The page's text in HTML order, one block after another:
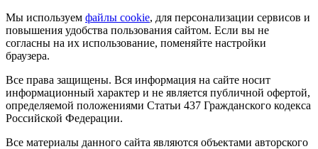
Мы используем файлы cookie, для персонализации сервисов и
повышения удобства пользования сайтом. Если вы не
согласны на их использование, поменяйте настройки
браузера.
Все права защищены. Вся информация на сайте носит
информационный характер и не является публичной офертой,
определяемой положениями Статьи 437 Гражданского кодекса
Российской Федерации.
Все материалы данного сайта являются объектами авторского